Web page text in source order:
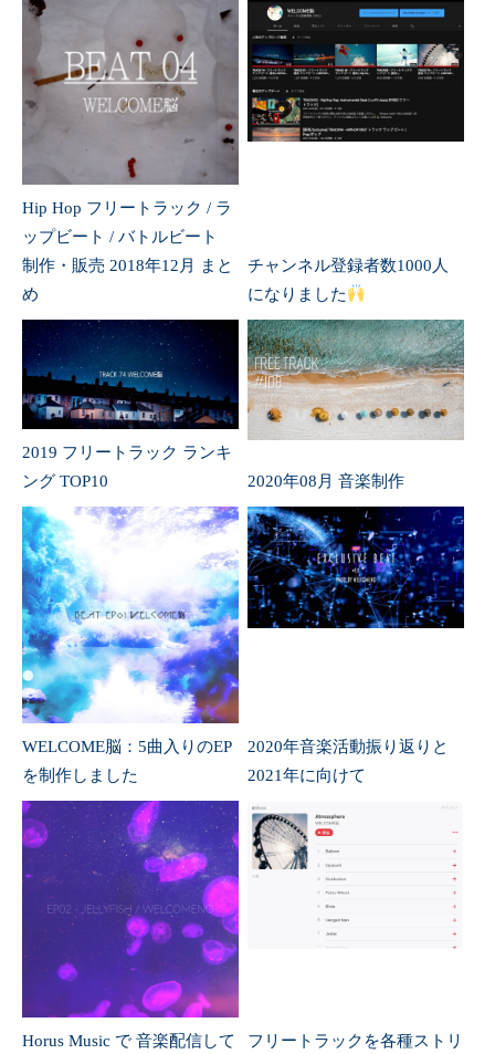
Hip Hop フリートラック / ラ
ップビート / バトルビート
制作・販売 2018年12月 まと
め
チャンネル登録者数1000人
になりました
2019 フリートラック ランキ
ング TOP10
2020年08月 音楽制作
WELCOME脳：5曲入りのEP
を制作しました
2020年音楽活動振り返りと
2021年に向けて
Horus Music で 音楽配信して
フリートラックを各種ストリ